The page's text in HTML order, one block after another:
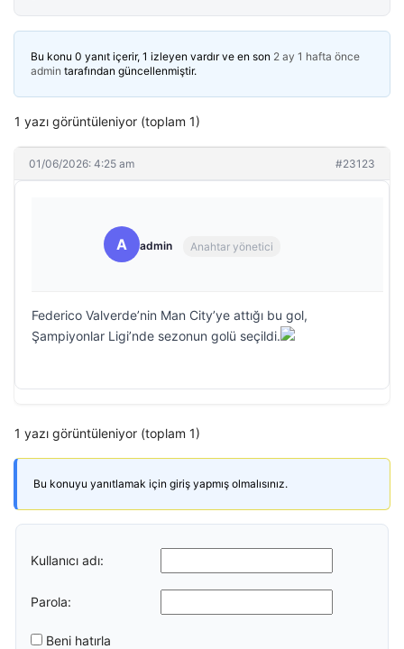
Bu konu 0 yanıt içerir, 1 izleyen vardır ve en son 2 ay 1 hafta önce
admin tarafından güncellenmiştir.
1 yazı görüntüleniyor (toplam 1)
01/06/2026: 4:25 am #23123
A admin Anahtar yönetici
Federico Valverde’nin Man City’ye attığı bu gol,
Şampiyonlar Ligi’nde sezonun golü seçildi.
1 yazı görüntüleniyor (toplam 1)
Bu konuyu yanıtlamak için giriş yapmış olmalısınız.
Kullanıcı adı:
Parola:
Beni hatırla